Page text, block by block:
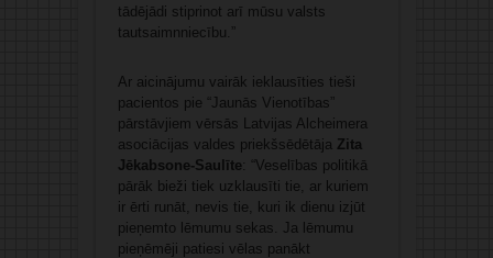
tādējādi stiprinot arī mūsu valsts
tautsaimnniecību.”
Ar aicinājumu vairāk ieklausīties tieši
pacientos pie “Jaunās Vienotības”
pārstāvjiem vērsās Latvijas Alcheimera
asociācijas valdes priekšsēdētāja Zita
Jēkabsone-Saulīte: “Veselības politikā
pārāk bieži tiek uzklausīti tie, ar kuriem
ir ērti runāt, nevis tie, kuri ik dienu izjūt
pieņemto lēmumu sekas. Ja lēmumu
pieņēmēji patiesi vēlas panākt